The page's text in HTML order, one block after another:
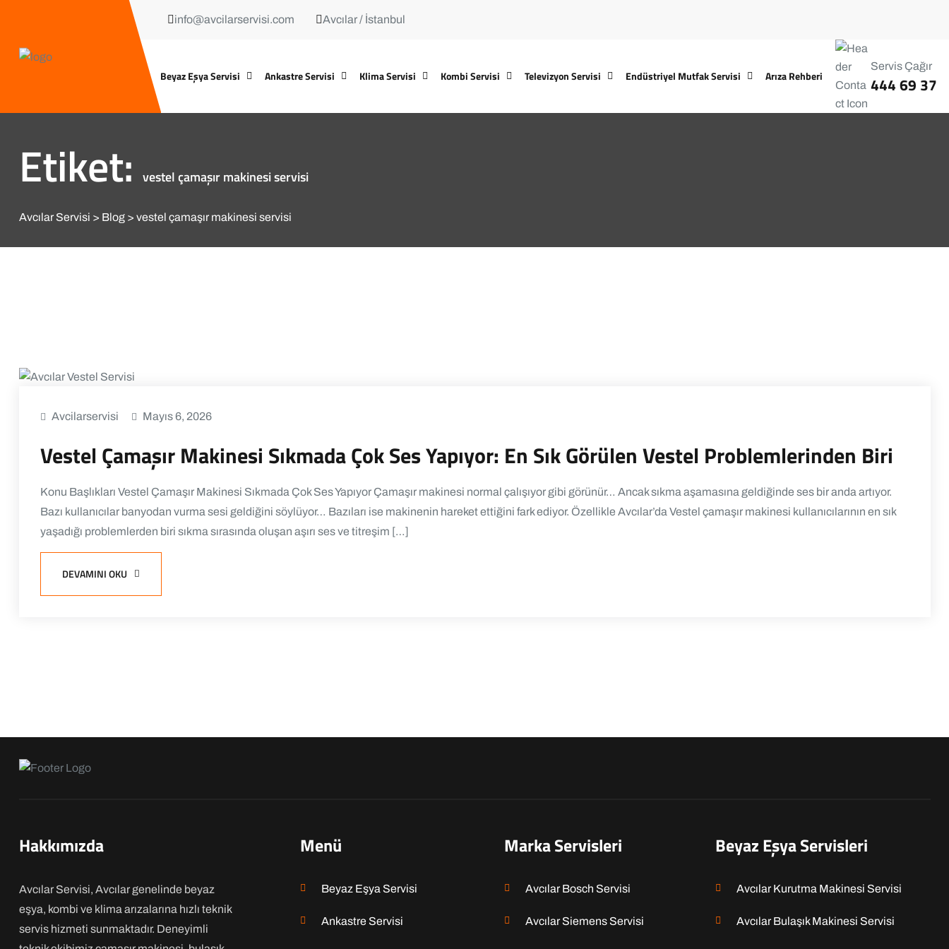
info@avcilarservisi.com Avcılar / İstanbul
Beyaz Eşya Servisi Ankastre Servisi Klima Servisi Kombi Servisi Televizyon Servisi Endüstriyel Mutfak Servisi Arıza Rehberi
Servis Çağır
444 69 37
Etiket: vestel çamaşır makinesi servisi
Avcılar Servisi Blog vestel çamaşır makinesi servisi
Avcilarservisi Mayıs 6, 2026
Vestel Çamaşır Makinesi Sıkmada Çok Ses Yapıyor: En Sık Görülen Vestel Problemlerinden Biri
Konu Başlıkları Vestel Çamaşır Makinesi Sıkmada Çok Ses Yapıyor Çamaşır makinesi normal çalışıyor gibi görünür… Ancak sıkma aşamasına geldiğinde ses bir anda artıyor.
Bazı kullanıcılar banyodan vurma sesi geldiğini söylüyor… Bazıları ise makinenin hareket ettiğini fark ediyor. Özellikle Avcılar’da Vestel çamaşır makinesi kullanıcılarının en sık
yaşadığı problemlerden biri sıkma sırasında oluşan aşırı ses ve titreşim […]
DEVAMINI OKU
Hakkımızda
Avcılar Servisi, Avcılar genelinde beyaz
eşya, kombi ve klima arızalarına hızlı teknik
servis hizmeti sunmaktadır. Deneyimli
Menü
Beyaz Eşya Servisi
Ankastre Servisi
Marka Servisleri
Avcılar Bosch Servisi
Avcılar Siemens Servisi
Beyaz Eşya Servisleri
Avcılar Kurutma Makinesi Servisi
Avcılar Bulaşık Makinesi Servisi